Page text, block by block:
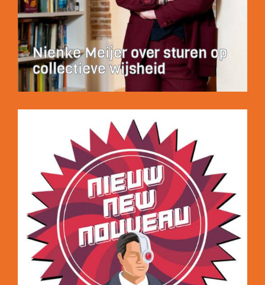
Nienke Meijer over sturen op
collectieve wijsheid